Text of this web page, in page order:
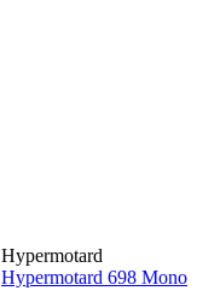
Hypermotard
Hypermotard 698 Mono